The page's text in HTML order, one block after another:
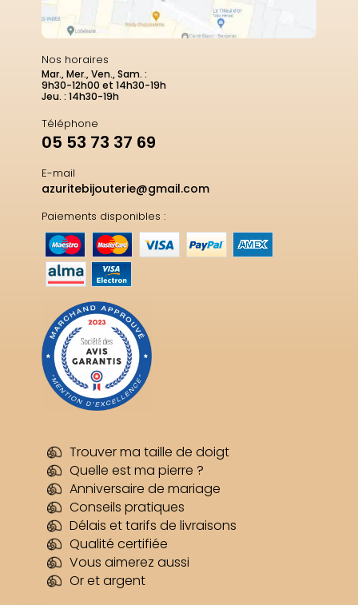
Nos horaires
Mar., Mer., Ven., Sam. :
9h30-12h00 et 14h30-19h
Jeu. : 14h30-19h
Téléphone
05 53 73 37 69
E-mail
azuritebijouterie@gmail.com
Paiements disponibles :
Trouver ma taille de doigt
Quelle est ma pierre ?
Anniversaire de mariage
Conseils pratiques
Délais et tarifs de livraisons
Qualité certifiée
Vous aimerez aussi
Or et argent